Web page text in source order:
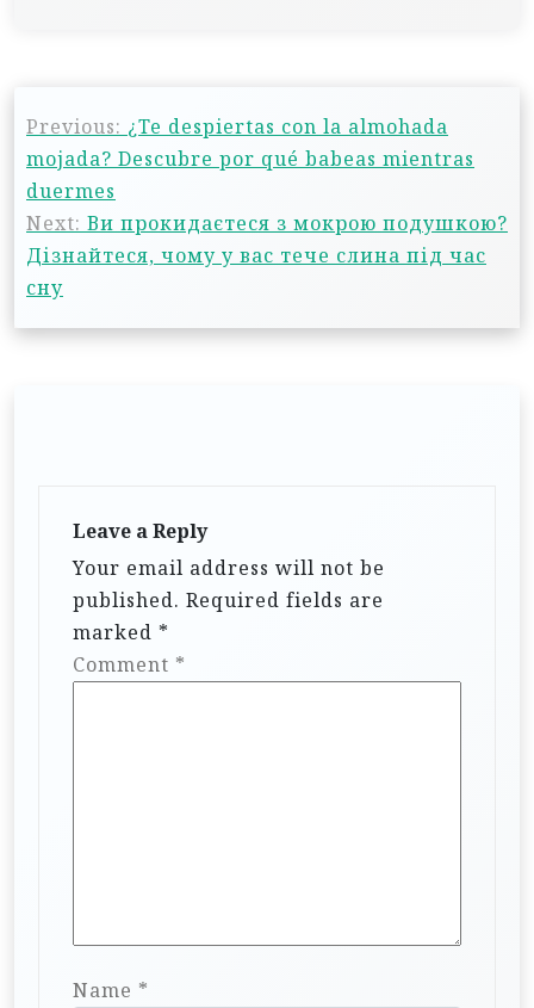
Previous: ¿Te despiertas con la almohada
mojada? Descubre por qué babeas mientras
duermes
Next: Ви прокидаєтеся з мокрою подушкою?
Дізнайтеся, чому у вас тече слина під час
сну
Leave a Reply
Your email address will not be
published. Required fields are
marked *
Comment *
Name *